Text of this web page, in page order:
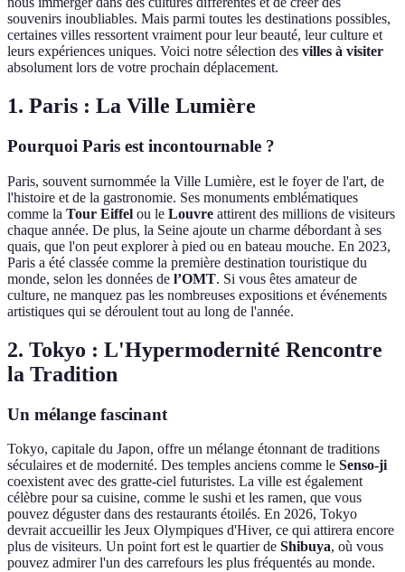
souvenirs inoubliables. Mais parmi toutes les destinations possibles,
certaines villes ressortent vraiment pour leur beauté, leur culture et
leurs expériences uniques. Voici notre sélection des villes à visiter
absolument lors de votre prochain déplacement.
1. Paris : La Ville Lumière
Pourquoi Paris est incontournable ?
Paris, souvent surnommée la Ville Lumière, est le foyer de l'art, de
l'histoire et de la gastronomie. Ses monuments emblématiques
comme la Tour Eiffel ou le Louvre attirent des millions de visiteurs
chaque année. De plus, la Seine ajoute un charme débordant à ses
quais, que l'on peut explorer à pied ou en bateau mouche. En 2023,
Paris a été classée comme la première destination touristique du
monde, selon les données de l’OMT. Si vous êtes amateur de
culture, ne manquez pas les nombreuses expositions et événements
artistiques qui se déroulent tout au long de l'année.
2. Tokyo : L'Hypermodernité Rencontre
la Tradition
Un mélange fascinant
Tokyo, capitale du Japon, offre un mélange étonnant de traditions
séculaires et de modernité. Des temples anciens comme le Senso-ji
coexistent avec des gratte-ciel futuristes. La ville est également
célèbre pour sa cuisine, comme le sushi et les ramen, que vous
pouvez déguster dans des restaurants étoilés. En 2026, Tokyo
devrait accueillir les Jeux Olympiques d'Hiver, ce qui attirera encore
plus de visiteurs. Un point fort est le quartier de Shibuya, où vous
pouvez admirer l'un des carrefours les plus fréquentés au monde.